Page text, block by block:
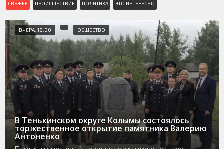
СВЕЖЕЕ ПРОИСШЕСТВИЕ ПОЛИТИКА ЭТО ИНТЕРЕСНО
ВЧЕРА, 18:00 ОБЩЕСТВО
В Тенькинском округе Колымы состоялось
торжественное открытие памятника Валерию
Антоненко